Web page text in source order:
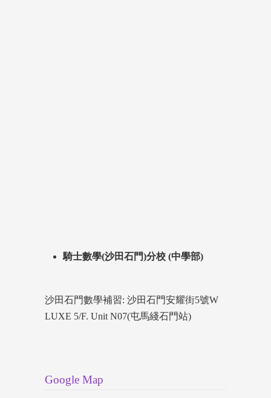
騎士數學(沙田石門)分校 (中學部)
沙田石門數學補習: 沙田石門安耀街5號W
LUXE 5/F. Unit N07(屯馬綫石門站)
Google Map